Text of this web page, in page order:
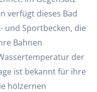
verfügt dieses Bad
und Sportbecken, die
Bahnen
der
ist bekannt für ihre
hölzernen